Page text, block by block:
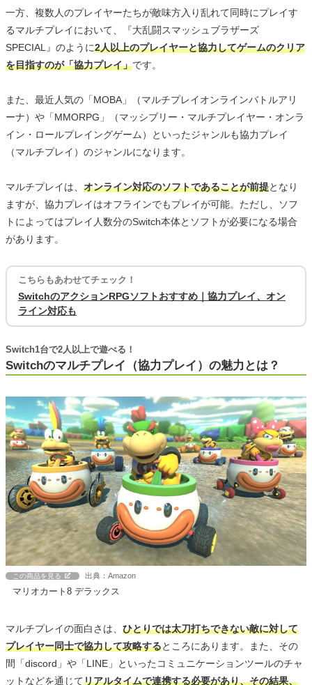
一方、複数人のプレイヤーたちが敵味方入り乱れて同時にプレイす
るマルチプレイにおいて、『大乱闘スマッシュブラザーズ
SPECIAL』のように2人以上のプレイヤーと協力してゲームのクリア
を目指すのが「協力プレイ」です。
また、最近人気の「MOBA」（マルチプレイオンラインバトルアリ
ーナ）や「MMORPG」（マッシブリー・マルチプレイヤー・オンラ
イン・ロールプレイングゲーム）といったジャンルも協力プレイ
（マルチプレイ）のジャンルになります。
マルチプレイは、 オンライン対応のソフトであることが前提となり
ますが、協力プレイはオフラインでもプレイが可能。ただし、ソフ
トによってはプレイ人数分のSwitch本体とソフトが必要になる場合
があります。
こちらもあわせてチェック！
SwitchのアクションRPGソフトおすすめ｜協力プレイ、オン
ライン対応も
Switchのマルチプレイ（協力プレイ）の魅力とは？
Switch1台で2人以上で遊べる！
この商品を見る 出典：Amazon
マリオカート8 デラックス
マルチプレイの面白さは、 ひとりでは太刀打ちできない敵に対して
プレイヤー同士で協力して攻略するところにあります。また、その
間「discord」や「LINE」といったコミュニケーションツールのチャ
ットなどを通じてリアルタイムで連携する必要があり、その結果、